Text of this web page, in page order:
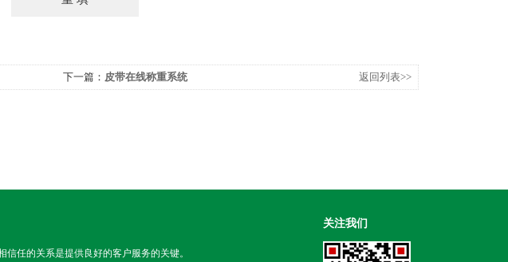
下一篇： 皮带在线称重系统 返回列表>>
信任的关系是提供良好的客户服务的关键。
关注我们